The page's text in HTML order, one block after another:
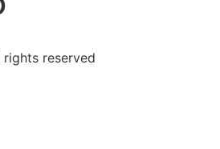
rights reserved